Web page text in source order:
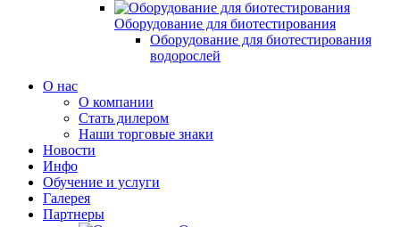
Оборудование для биотестирования
Оборудование для биотестирования
водорослей
О нас
О компании
Стать дилером
Наши торговые знаки
Новости
Инфо
Обучение и услуги
Галерея
Партнеры